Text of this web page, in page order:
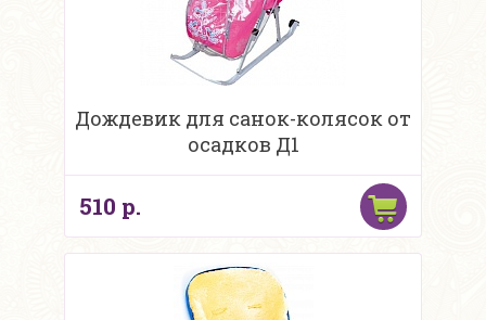
Дождевик для санок-колясок от
осадков Д1
510 р.